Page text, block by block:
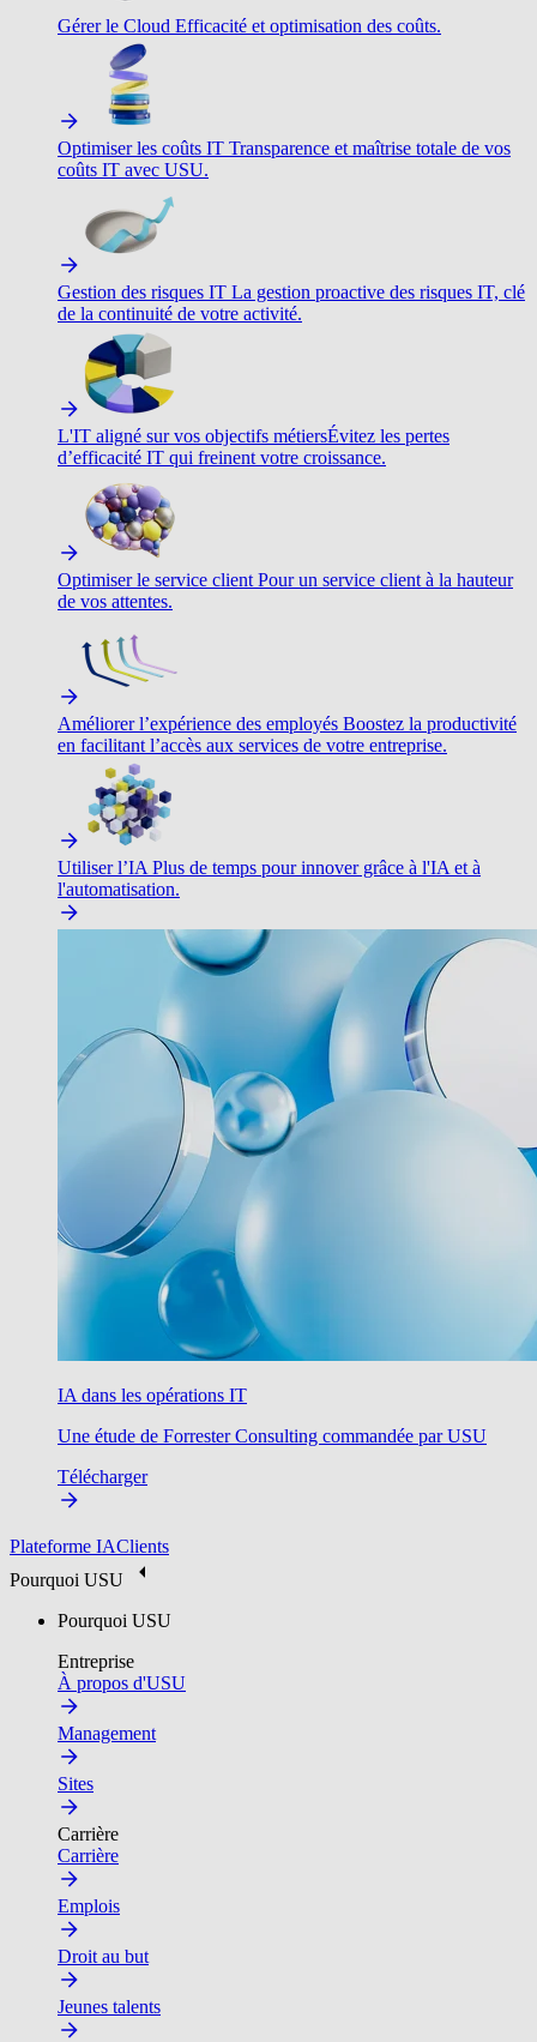
Gérer le Cloud Efficacité et optimisation des coûts.
Optimiser les coûts IT Transparence et maîtrise totale de vos
coûts IT avec USU.
Gestion des risques IT La gestion proactive des risques IT, clé
de la continuité de votre activité.
L'IT aligné sur vos objectifs métiersÉvitez les pertes
d’efficacité IT qui freinent votre croissance.
Optimiser le service client Pour un service client à la hauteur
de vos attentes.
Améliorer l’expérience des employés Boostez la productivité
en facilitant l’accès aux services de votre entreprise.
Utiliser l’IA Plus de temps pour innover grâce à l'IA et à
l'automatisation.
IA dans les opérations IT
Une étude de Forrester Consulting commandée par USU
Télécharger
Plateforme IAClients
Pourquoi USU
Pourquoi USU
Entreprise
À propos d'USU
Management
Sites
Carrière
Carrière
Emplois
Droit au but
Jeunes talents